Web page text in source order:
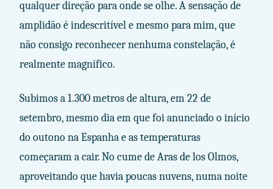
qualquer direção para onde se olhe. A sensação de
amplidão é indescritível e mesmo para mim, que
não consigo reconhecer nenhuma constelação, é
realmente magnífico.
Subimos a 1.300 metros de altura, em 22 de
setembro, mesmo dia em que foi anunciado o início
do outono na Espanha e as temperaturas
começaram a cair. No cume de Aras de los Olmos,
aproveitando que havia poucas nuvens, numa noite